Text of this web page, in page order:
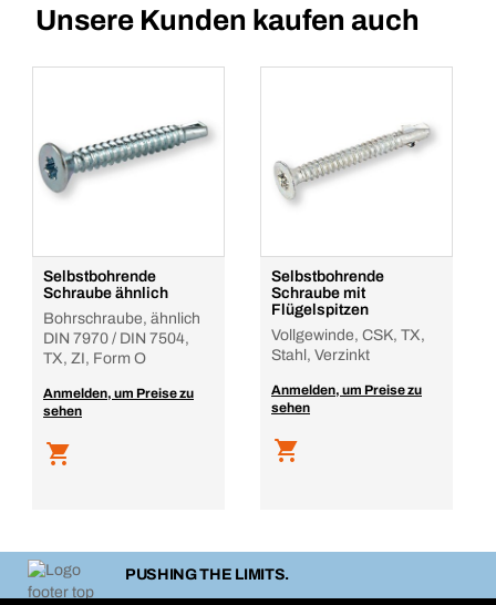
Unsere Kunden kaufen auch
Selbstbohrende
Schraube ähnlich
Bohrschraube, ähnlich
DIN 7970 / DIN 7504,
TX, ZI, Form O
Anmelden, um Preise zu
sehen
Selbstbohrende
Schraube mit
Flügelspitzen
Vollgewinde, CSK, TX,
Stahl, Verzinkt
Anmelden, um Preise zu
sehen
PUSHING THE LIMITS.